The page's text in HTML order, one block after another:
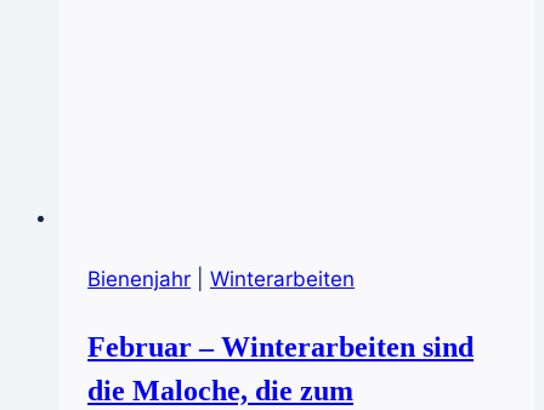
Bienenjahr Winterarbeiten
Februar – Winterarbeiten sind
die Maloche, die zum